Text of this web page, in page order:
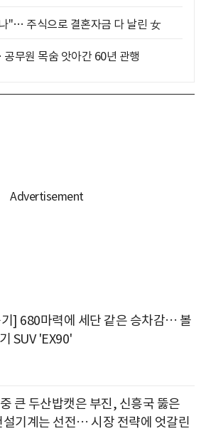
"… 주식으로 결혼자금 다 날린 女
무원 목숨 앗아간 60년 관행
] 680마력에 세단 같은 승차감… 볼
SUV 'EX90'
큰 두산밥캣은 부진, 신흥국 뚫은
설기계는 선전… 시장 전략에 엇갈린